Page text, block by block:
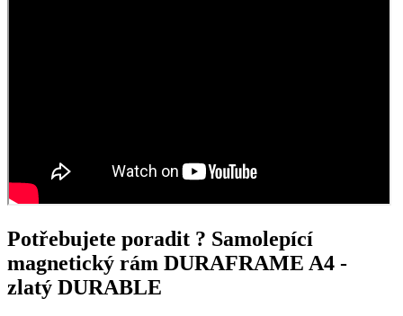
Potřebujete poradit ? Samolepící
magnetický rám DURAFRAME A4 -
zlatý DURABLE